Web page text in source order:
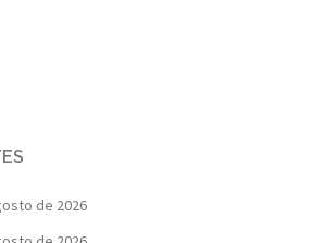
de 2026